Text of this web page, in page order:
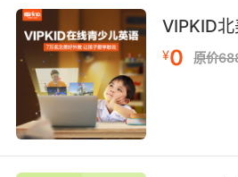
菲律宾外教同样不乏专业资
资源的特点，很多外教具备
够灵活应对不同语言背景的
往往更加注重基础知识的
解，适合需要系统提升英语
菲律宾外教以其亲和力强、
迅速拉近与学生的距离，营
VIPKID
¥0 原价